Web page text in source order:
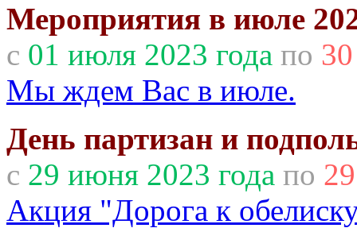
Мероприятия в июле
с 01 июля 2023 года по
Мы ждем Вас в июле.
День партизан и
с 29 июня 2023 года по
Акция "Дорога к